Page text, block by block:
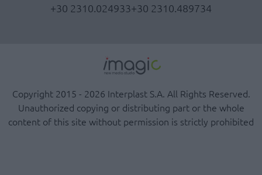
+30 2310.024933+30 2310.489734
Copyright 2015 - 2026 Interplast S.A. All Rights Reserved.
Unauthorized copying or distributing part or the whole
content of this site without permission is strictly prohibited